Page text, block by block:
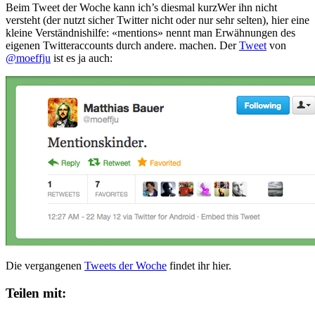
Beim Tweet der Woche kann ich’s diesmal kurzWer ihn nicht
versteht (der nutzt sicher Twitter nicht oder nur sehr selten), hier eine
kleine Verständnishilfe: «mentions» nennt man Erwähnungen des
eigenen Twitteraccounts durch andere. machen. DerTweet von
@moeffju ist es ja auch:
Die vergangenen Tweets der Woche findet ihr hier.
Teilen mit: